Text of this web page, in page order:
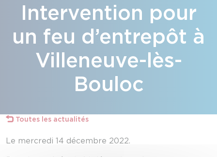
Intervention pour
un feu d’entrepôt à
Villeneuve-lès-
Bouloc
Toutes les actualités
Le mercredi 14 décembre 2022.